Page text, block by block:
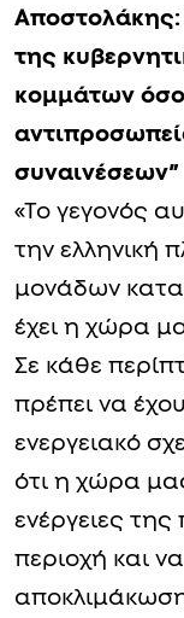
Αποστολάκης:
της
κομμάτων όσο
συναινέσεων”
«Το γεγονός
την ελληνική
μονάδων
έχει η χώρα
Σε κάθε
πρέπει να
ενεργειακό
ότι η χώρα
ενέργειες
περιοχή και